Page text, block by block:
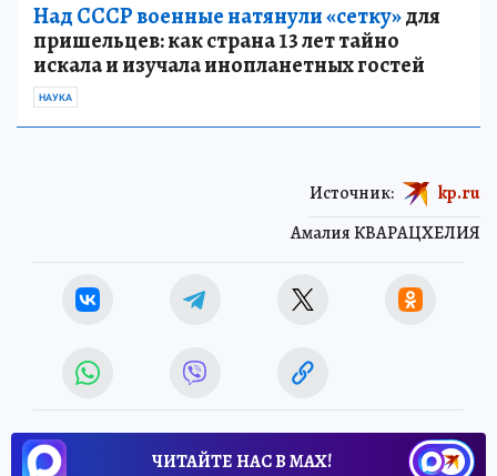
Над СССР военные натянули «сетку»для
пришельцев: как страна 13 лет тайно
искала и изучала инопланетных гостей
НАУКА
Амалия КВАРАЦХЕЛИЯ
Источник: kp.ru
ЧИТАЙТЕ НАС В МАХ!